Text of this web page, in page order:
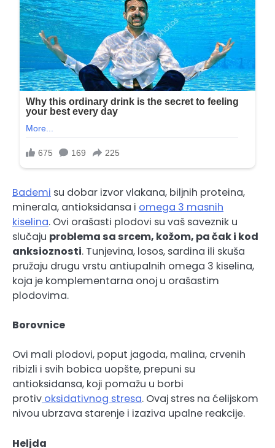
Bademi su dobar izvor vlakana, biljnih proteina,
minerala, antioksidansa i omega 3 masnih
kiselina. Ovi orašasti plodovi su vaš saveznik u
slučaju problema sa srcem, kožom, pa čak i kod
anksioznosti. Tunjevina, losos, sardina ili skuša
pružaju drugu vrstu antiupalnih omega 3 kiselina,
koja je komplementarna onoj u orašastim
plodovima.
Borovnice
Ovi mali plodovi, poput jagoda, malina, crvenih
ribizli i svih bobica uopšte, prepuni su
antioksidansa, koji pomažu u borbi
protiv oksidativnog stresa. Ovaj stres na ćelijskom
nivou ubrzava starenje i izaziva upalne reakcije.
Heljda